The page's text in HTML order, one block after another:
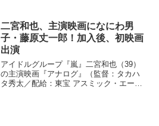
して登場し、オーディションのコツなど
を話した。 今年で第...
二宮和也、主演映画になにわ男
子・藤原丈一郎！加入後、初映画
出演
アイドルグループ『嵐』二宮和也（39）
の主演映画『アナログ』（監督：タカハ
タ秀太／配給：東宝 アスミック・エー